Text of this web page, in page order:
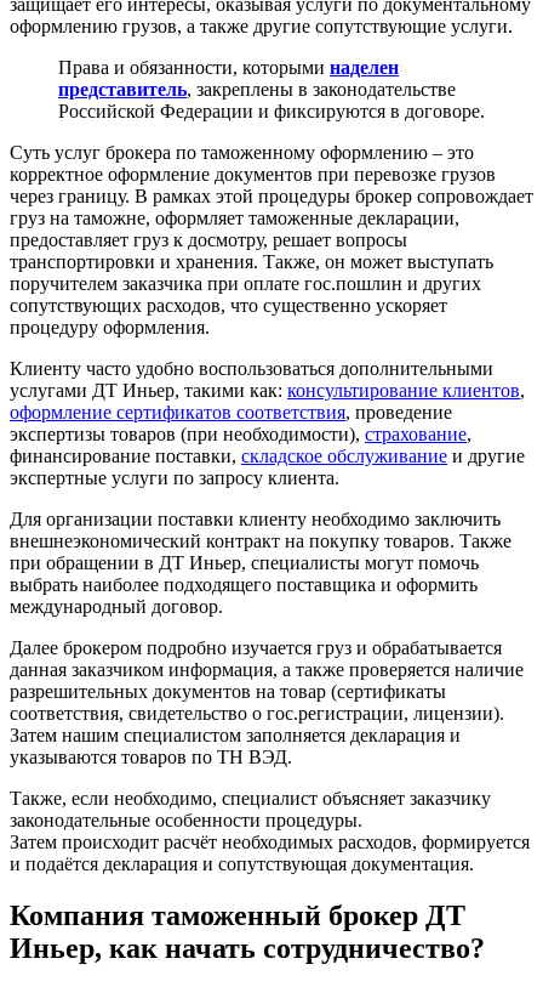
оформлению грузов, а также другие сопутствующие услуги.
Права и обязанности, которыми наделен
представитель, закреплены в законодательстве
Российской Федерации и фиксируются в договоре.
Суть услуг брокера по таможенному оформлению – это
корректное оформление документов при перевозке грузов
через границу. В рамках этой процедуры брокер сопровождает
груз на таможне, оформляет таможенные декларации,
предоставляет груз к досмотру, решает вопросы
транспортировки и хранения. Также, он может выступать
поручителем заказчика при оплате гос.пошлин и других
сопутствующих расходов, что существенно ускоряет
процедуру оформления.
Клиенту часто удобно воспользоваться дополнительными
услугами ДТ Иньер, такими как: консультирование клиентов,
оформление сертификатов соответствия, проведение
экспертизы товаров (при необходимости), страхование,
финансирование поставки, складское обслуживание и другие
экспертные услуги по запросу клиента.
Для организации поставки клиенту необходимо заключить
внешнеэкономический контракт на покупку товаров. Также
при обращении в ДТ Иньер, специалисты могут помочь
выбрать наиболее подходящего поставщика и оформить
международный договор.
Далее брокером подробно изучается груз и обрабатывается
данная заказчиком информация, а также проверяется наличие
разрешительных документов на товар (сертификаты
соответствия, свидетельство о гос.регистрации, лицензии).
Затем нашим специалистом заполняется декларация и
указываются товаров по ТН ВЭД.
Также, если необходимо, специалист объясняет заказчику
законодательные особенности процедуры.
Затем происходит расчёт необходимых расходов, формируется
и подаётся декларация и сопутствующая документация.
Компания таможенный брокер ДТ
Иньер, как начать сотрудничество?